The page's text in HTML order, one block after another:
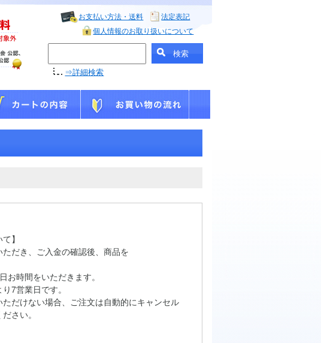
お支払い方法・送料
法定表記
個人情報のお取り扱いについて
⇒詳細検索
】
ただき、ご入金の確認後、商品を
時間をいただきます。
7営業日です。
ただけない場合、ご注文は自動的にキャンセル
さい。